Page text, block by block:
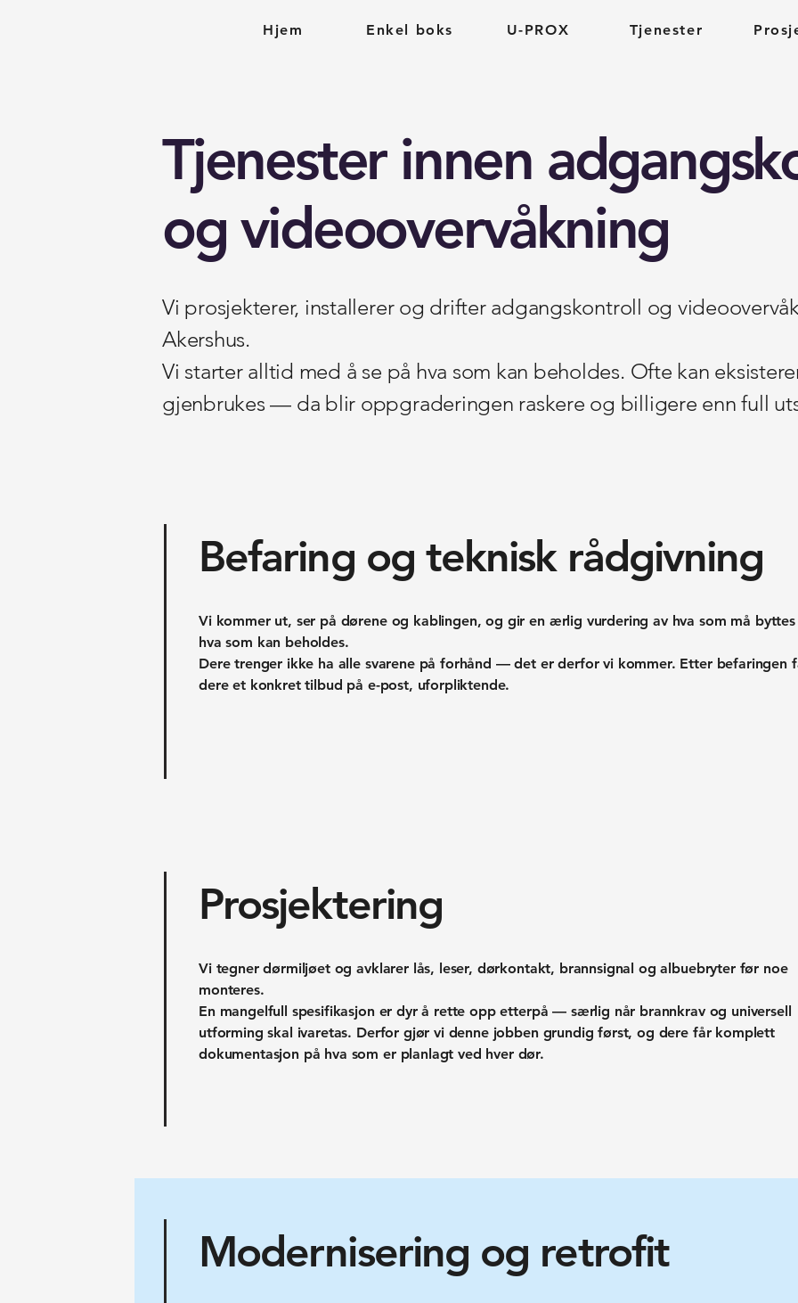
Hjem Enkel boks U-PROX Tjenester
Tjenester innen
og videoovervåkning
Vi prosjekterer, installerer og drifter adgangskontroll og
Akershus.
Vi starter alltid med å se på hva som kan beholdes. Ofte kan
gjenbrukes — da blir oppgraderingen raskere og billigere enn full
Befaring og teknisk rådgivning
Vi kommer ut, ser på dørene og kablingen, og gir en ærlig vurdering av hva som må
hva som kan beholdes.
Dere trenger ikke ha alle svarene på forhånd — det er derfor vi kommer. Etter befaringen
dere et konkret tilbud på e-post, uforpliktende.
Prosjektering
Vi tegner dørmiljøet og avklarer lås, leser, dørkontakt, brannsignal og albuebryter før noe
monteres.
En mangelfull spesifikasjon er dyr å rette opp etterpå — særlig når brannkrav og universell
utforming skal ivaretas. Derfor gjør vi denne jobben grundig først, og dere får komplett
dokumentasjon på hva som er planlagt ved hver dør.
Modernisering og retrofit